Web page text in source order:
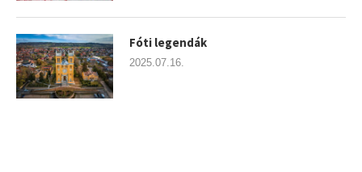
Fóti legendák
2025.07.16.